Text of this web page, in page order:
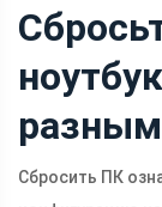
Сбросить ПК